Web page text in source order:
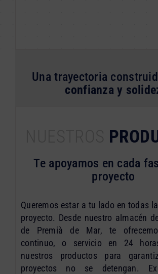
Una trayectoria
confianza y
Te apoyamos en cada
proyecto
Queremos estar a tu lado en todas
proyecto. Desde nuestro almacén
de Premià de Mar, te
continuo, o servicio en 24
nuestros productos para
proyectos no se detengan.